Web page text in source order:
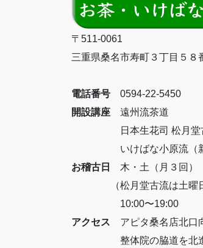
〒511-0061
三重県桑名市寿町３丁目５８
電話番号 0594-22-5450
開設講座 遠州流茶道
日本生花司 松月堂
いけばな小原流（新規
お稽古日
木・土（月３回）
（松月堂古流は土曜日
10:00〜19:00
アクセス アピタ桑名店北口
整体院の脇道を北